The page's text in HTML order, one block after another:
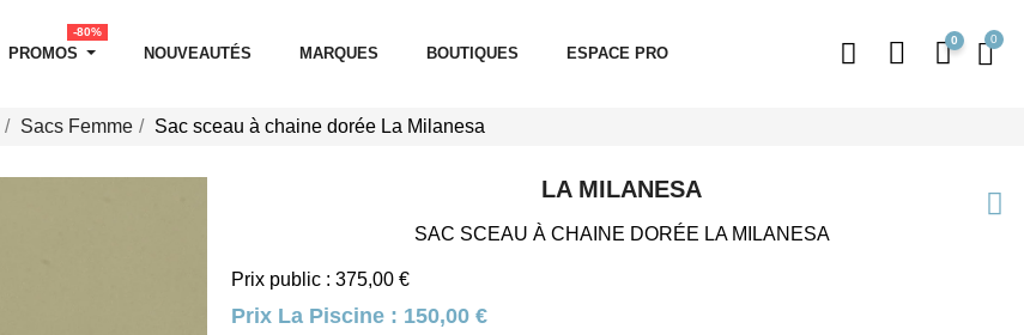
PROMOS
-80%
NOUVEAUTÉS MARQUES BOUTIQUES ESPACE PRO
0
Sacs Femme Sac sceau à chaine dorée La Milanesa
LA MILANESA
SAC SCEAU À CHAINE DORÉE LA MILANESA
Prix public : 375,00 €
Prix La Piscine : 150,00 €